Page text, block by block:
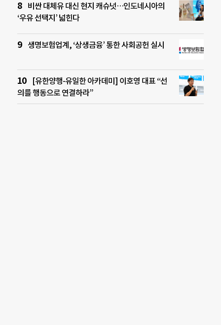
비싼 대체유 대신 현지 캐슈넛…인도네시아의
‘우유 선택지’ 넓힌다
생명보험업계, ‘상생금융’ 통한 사회공헌 실시
[유한양행-유일한 아카데미] 이호영 대표 “선
의를 행동으로 연결하라”